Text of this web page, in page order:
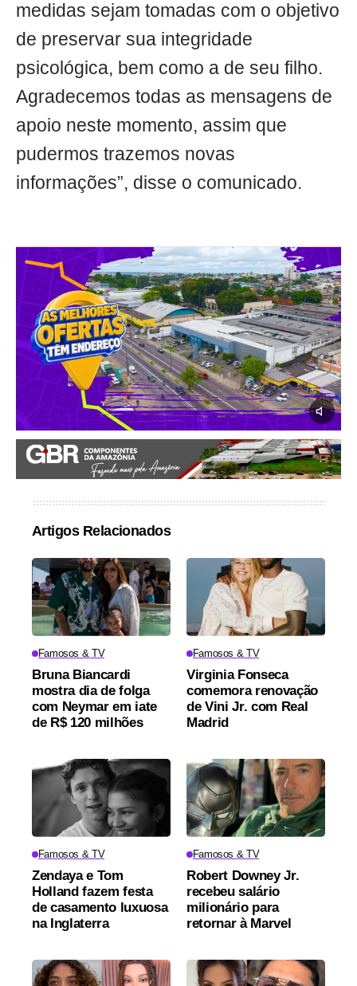
medidas sejam tomadas com o objetivo
de preservar sua integridade
psicológica, bem como a de seu filho.
Agradecemos todas as mensagens de
apoio neste momento, assim que
pudermos trazemos novas
informações”, disse o comunicado.
Artigos Relacionados
Famosos & TV
Bruna Biancardi
mostra dia de folga
com Neymar em iate
de R$ 120 milhões
Famosos & TV
Virginia Fonseca
comemora renovação
de Vini Jr. com Real
Madrid
Famosos & TV
Zendaya e Tom
Holland fazem festa
de casamento luxuosa
na Inglaterra
Famosos & TV
Robert Downey Jr.
recebeu salário
milionário para
retornar à Marvel